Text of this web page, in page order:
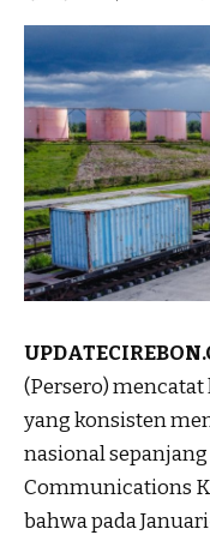
(Persero)
yang konsisten
nasional
Communications
bahwa pada